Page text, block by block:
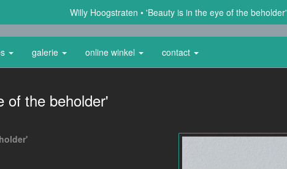
Willy Hoogstraten 'Beauty is in the eye of the beholder'
galerie online winkel contact
of the beholder'